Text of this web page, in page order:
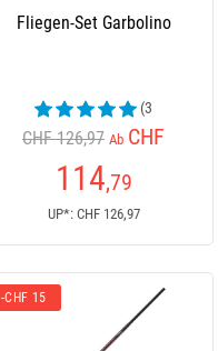
Fliegen-Set Garbolino
(3
Kundenrezensionen)
CHF 126,97 Ab CHF
114,79
UP*: CHF 126,97
-CHF 15